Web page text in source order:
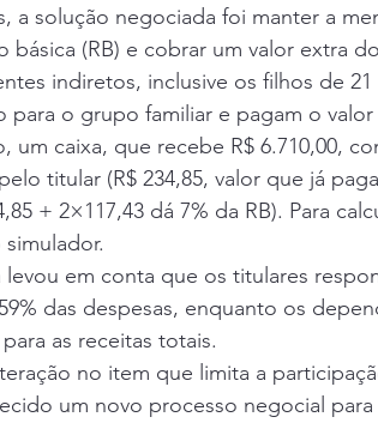
a solução negociada foi manter a
básica (RB) e cobrar um valor extra
indiretos, inclusive os filhos de
para o grupo familiar e pagam o valor
um caixa, que recebe R$ 6.710,00,
titular (R$ 234,85, valor que já
+ 2×117,43 dá 7% da RB). Para
levou em conta que os titulares
das despesas, enquanto os
as receitas totais.
no item que limita a
um novo processo negocial